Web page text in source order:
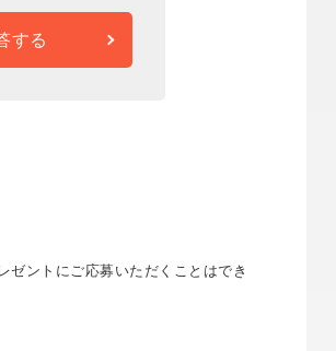
する
ントにご応募いただくことはでき